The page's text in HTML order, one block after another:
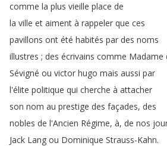
comme la plus vieille place de
la ville et aiment à rappeler que ces
pavillons ont été habités par des noms
illustres ; des écrivains comme Madame
Sévigné ou victor hugo mais aussi par
l'élite politique qui cherche à attacher
son nom au prestige des façades, des
nobles de l'Ancien Régime, à, de nos
Jack Lang ou Dominique Strauss-Kahn.